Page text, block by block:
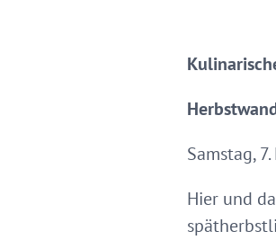
Samstag,
Hier und